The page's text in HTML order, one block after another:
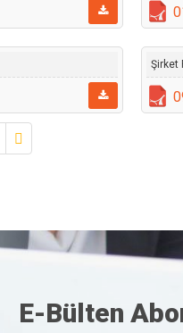
Şirket
E-Bülten